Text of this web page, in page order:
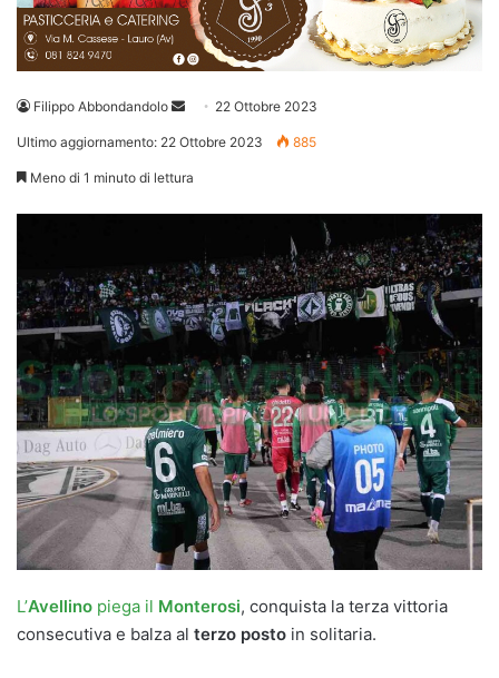
Filippo Abbondandolo
Invia 22 Ottobre 2023
Ultimo aggiornamento: 22 Ottobre 2023 885
Meno di 1 minuto di lettura
L’Avellino piega il Monterosi, conquista la terza vittoria
consecutiva e balza al terzo posto in solitaria.